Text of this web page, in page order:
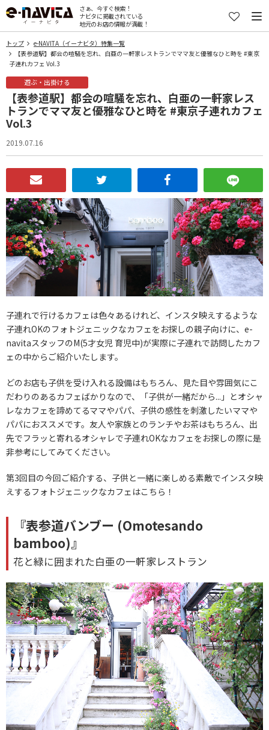
さぁ、今すぐ検索！
ナビタに掲載されている
地元のお店の情報が満載！
トップ
e-NAVITA（イーナビタ）特集一覧
【表参道駅】都会の喧騒を忘れ、白亜の一軒家レストランでママ友と優雅なひと時を #東京
子連れカフェ Vol.3
遊ぶ・出掛ける
【表参道駅】都会の喧騒を忘れ、白亜の一軒家レス
トランでママ友と優雅なひと時を #東京子連れカフェ
Vol.3
2019.07.16
子連れで行けるカフェは色々あるけれど、インスタ映えするような
子連れOKのフォトジェニックなカフェをお探しの親子向けに、e-
navitaスタッフのM(5才女児 育児中)が実際に子連れで訪問したカフ
ェの中からご紹介いたします。
どのお店も子供を受け入れる設備はもちろん、見た目や雰囲気にこ
だわりのあるカフェばかりなので、「子供が一緒だから...」とオシャ
レなカフェを諦めてるママやパパ、子供の感性を刺激したいママや
パパにおススメです。友人や家族とのランチやお茶はもちろん、出
先でフラッと寄れるオシャレで子連れOKなカフェをお探しの際に是
非参考にしてみてください。
第3回目の今回ご紹介する、子供と一緒に楽しめる素敵でインスタ映
えするフォトジェニックなカフェはこちら！
『表参道バンブー (Omotesando
bamboo)』
花と緑に囲まれた白亜の一軒家レストラン